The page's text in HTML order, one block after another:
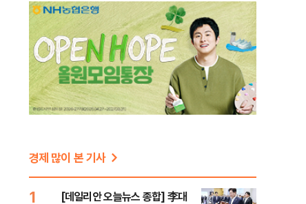
경제 많이 본 기사
1
[데일리안 오늘뉴스 종합] 李대